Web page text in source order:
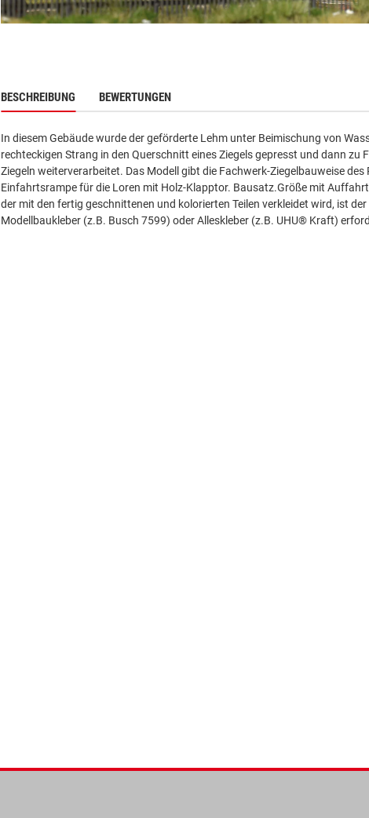
BESCHREIBUNG BEWERTUNGEN
In diesem Gebäude wurde der geförderte Lehm unter Beimischung von
rechteckigen Strang in den Querschnitt eines Ziegels gepresst und dann
Ziegeln weiterverarbeitet. Das Modell gibt die Fachwerk-Ziegelbauweise
Einfahrtsrampe für die Loren mit Holz-Klapptor. Bausatz.Größe mit
der mit den fertig geschnittenen und kolorierten Teilen verkleidet wird, ist
Modellbaukleber (z.B. Busch 7599) oder Alleskleber (z.B. UHU® Kraft)